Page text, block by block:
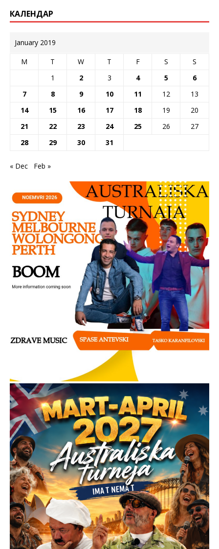
КАЛЕНДАР
January 2019
M T W T F S
S
1
2 3 4 5
6
7
8 9 10 11 12
13
14
15 16 17 18 19
20
21
22 23 24 25 26
27
28
29 30 31
« Dec Feb »